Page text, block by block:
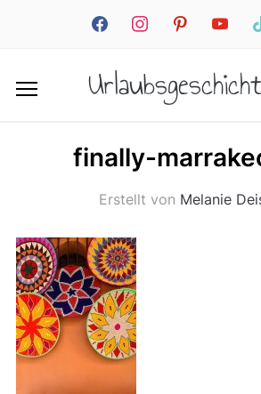
facebookinstagrampinterestyoutube
finally-
Erstellt von Melanie